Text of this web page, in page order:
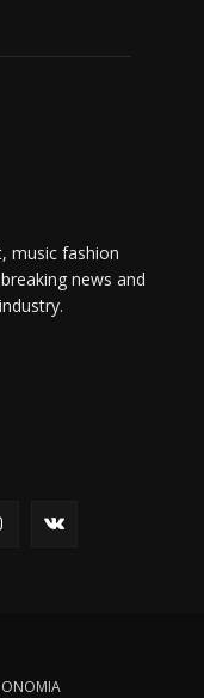
music fashion
news and